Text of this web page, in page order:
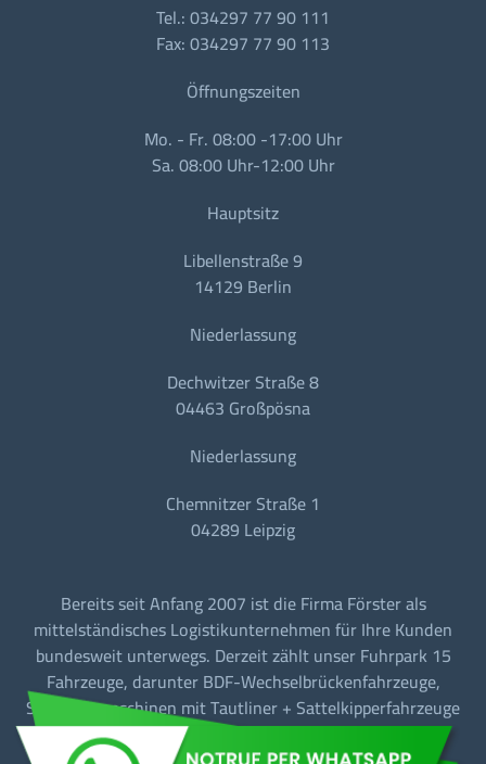
Tel.: 034297 77 90 111
Fax: 034297 77 90 113
Öffnungszeiten
Mo. - Fr. 08:00 -17:00 Uhr
Sa. 08:00 Uhr-12:00 Uhr
Hauptsitz
Libellenstraße 9
14129 Berlin
Niederlassung
Dechwitzer Straße 8
04463 Großpösna
Niederlassung
Chemnitzer Straße 1
04289 Leipzig
Bereits seit Anfang 2007 ist die Firma Förster als
mittelständisches Logistikunternehmen für Ihre Kunden
bundesweit unterwegs. Derzeit zählt unser Fuhrpark 15
Fahrzeuge, darunter BDF-Wechselbrückenfahrzeuge,
Sattelzugmaschinen mit Tautliner + Sattelkipperfahrzeuge
für den Baustellen-/Linien-/Begegnungs- und